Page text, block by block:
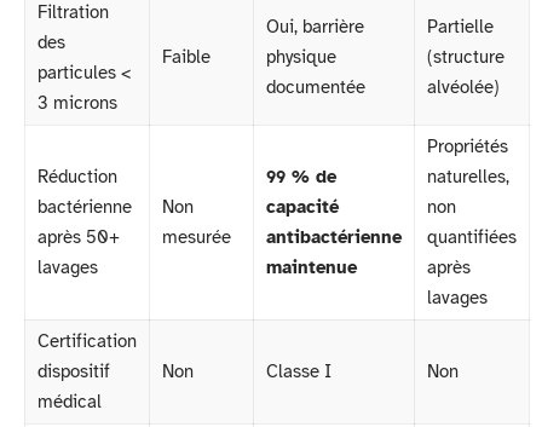
Filtration
des
particules <
3 microns
Faible
Oui, barrière
physique
documentée
Partielle
(structure
alvéolée)
Réduction
bactérienne
après 50+
lavages
Non
mesurée
99 % de
capacité
antibactérienne
maintenue
Propriétés
naturelles,
non
quantifiées
après
lavages
Certification
dispositif
médical
Non Classe I Non